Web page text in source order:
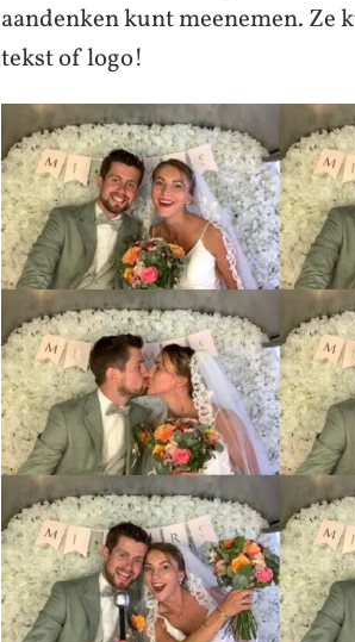
aandenken kunt meenemen. Ze
tekst of logo!